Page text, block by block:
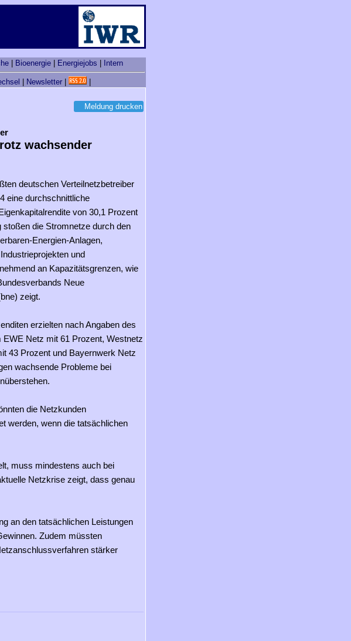
Bioenergie Energiejobs Intern
Newsletter
Meldung drucken
wachsender
deutschen Verteilnetzbetreiber
eine durchschnittliche
von 30,1 Prozent
stoßen die Stromnetze durch den
Energien-Anlagen,
und
an Kapazitätsgrenzen, wie
Neue
zeigt.
erzielten nach Angaben des
EWE Netz mit 61 Prozent, Westnetz
43 Prozent und Bayernwerk Netz
wachsende Probleme bei
die Netzkunden
werden, wenn die tatsächlichen
muss mindestens auch bei
Netzkrise zeigt, dass genau
an den tatsächlichen Leistungen
Zudem müssten
stärker